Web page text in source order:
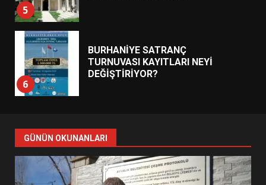
5
6
BURHANİYE SATRANÇ
TURNUVASI KAYITLARI NEYİ
DEĞİŞTİRİYOR?
7
YENİ YÖNETİM NASIL
ŞEKİLLENDİ?
GÜNÜN OKUNANLARI